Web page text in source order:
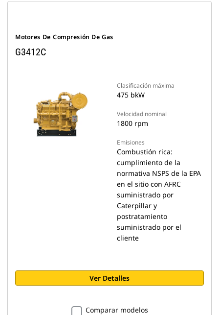
Motores De Compresión De Gas
G3412C
Clasificación máxima
475 bkW
Velocidad nominal
1800 rpm
Emisiones
Combustión rica:
cumplimiento de la
normativa NSPS de la EPA
en el sitio con AFRC
suministrado por
Caterpillar y
postratamiento
suministrado por el
cliente
Ver Detalles
Comparar modelos